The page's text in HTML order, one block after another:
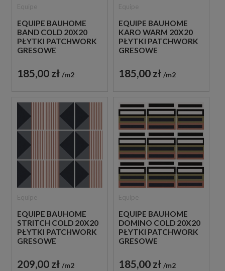
EQUIPE BAUHOME
BAND COLD 20X20
PŁYTKI PATCHWORK
GRESOWE
185,00 zł m2
EQUIPE BAUHOME
KARO WARM 20X20
PŁYTKI PATCHWORK
GRESOWE
185,00 zł m2
EQUIPE BAUHOME
STRITCH COLD 20X20
PŁYTKI PATCHWORK
GRESOWE
209,00 zł m2
EQUIPE BAUHOME
DOMINO COLD 20X20
PŁYTKI PATCHWORK
GRESOWE
185,00 zł m2